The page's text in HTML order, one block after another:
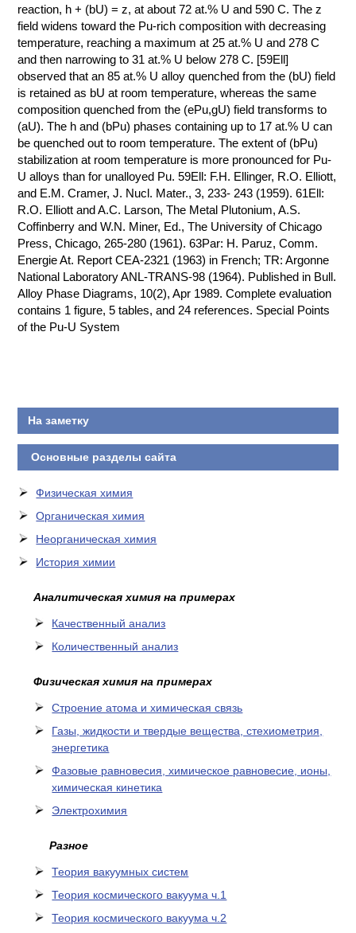
reaction, h + (bU) = z, at about 72 at.% U and 590 C. The z
field widens toward the Pu-rich composition with decreasing
temperature, reaching a maximum at 25 at.% U and 278 C
and then narrowing to 31 at.% U below 278 C. [59Ell]
observed that an 85 at.% U alloy quenched from the (bU) field
is retained as bU at room temperature, whereas the same
composition quenched from the (ePu,gU) field transforms to
(aU). The h and (bPu) phases containing up to 17 at.% U can
be quenched out to room temperature. The extent of (bPu)
stabilization at room temperature is more pronounced for Pu-
U alloys than for unalloyed Pu. 59Ell: F.H. Ellinger, R.O. Elliott,
and E.M. Cramer, J. Nucl. Mater., 3, 233- 243 (1959). 61Ell:
R.O. Elliott and A.C. Larson, The Metal Plutonium, A.S.
Coffinberry and W.N. Miner, Ed., The University of Chicago
Press, Chicago, 265-280 (1961). 63Par: H. Paruz, Comm.
Energie At. Report CEA-2321 (1963) in French; TR: Argonne
National Laboratory ANL-TRANS-98 (1964). Published in Bull.
Alloy Phase Diagrams, 10(2), Apr 1989. Complete evaluation
contains 1 figure, 5 tables, and 24 references. Special Points
of the Pu-U System
На заметку
Основные разделы сайта
Физическая химия
Органическая химия
Неорганическая химия
История химии
Аналитическая химия на примерах
Качественный анализ
Количественный анализ
Физическая химия на примерах
Cтроение атома и химическая связь
Газы, жидкости и твердые вещества, стехиометрия,
энергетика
Фазовые равновесия, химическое равновесие, ионы,
химическая кинетика
Электрохимия
Разное
Теория вакуумных систем
Теория космического вакуума ч.1
Теория космического вакуума ч.2